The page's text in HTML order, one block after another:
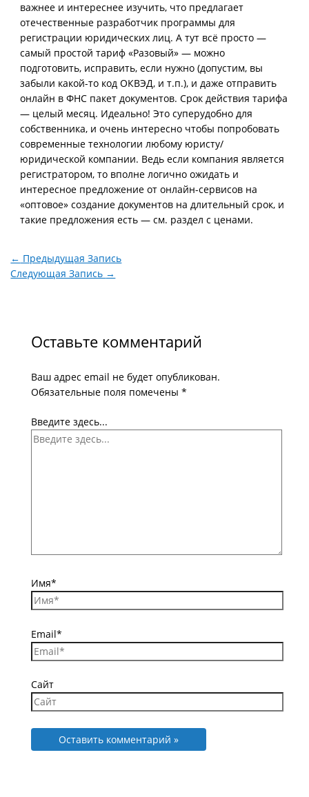
важнее и интереснее изучить, что предлагает
отечественные разработчик программы для
регистрации юридических лиц. А тут всё просто —
самый простой тариф «Разовый» — можно
подготовить, исправить, если нужно (допустим, вы
забыли какой-то код ОКВЭД, и т.п.), и даже отправить
онлайн в ФНС пакет документов. Срок действия тарифа
— целый месяц. Идеально! Это суперудобно для
собственника, и очень интересно чтобы попробовать
современные технологии любому юристу/
юридической компании. Ведь если компания является
регистратором, то вполне логично ожидать и
интересное предложение от онлайн-сервисов на
«оптовое» создание документов на длительный срок, и
такие предложения есть — см. раздел с ценами.
← Предыдущая Запись
Следующая Запись →
Оставьте комментарий
Ваш адрес email не будет опубликован.
Обязательные поля помечены *
Введите здесь...
Имя*
Email*
Сайт